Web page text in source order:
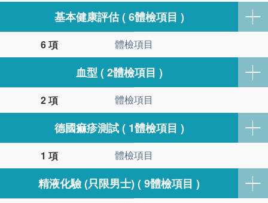
基本健康評估 ( 6體檢項目 )
體檢項目
血型 ( 2體檢項目 )
體檢項目
德國痲疹測試 ( 1體檢項目 )
體檢項目
精液化驗 (只限男士) ( 9體檢項目 )
6 項
2 項
1 項